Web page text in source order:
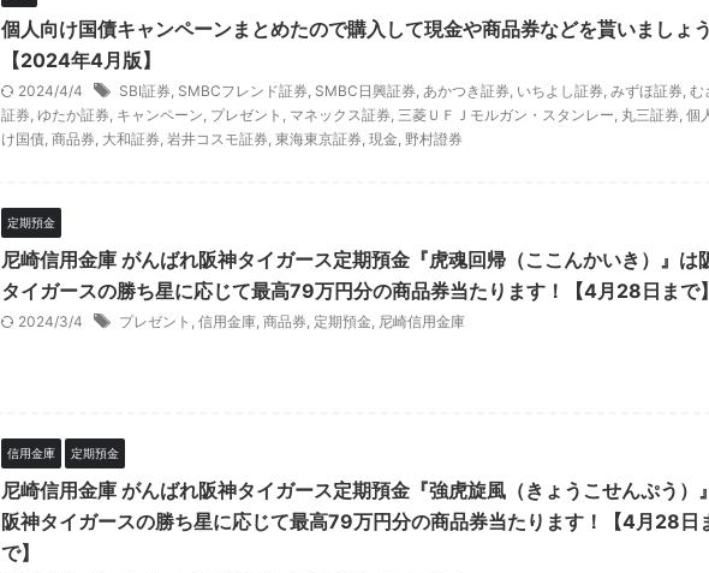
個人向け国債キャンペーンまとめたので購入して現金や商品券などを貰いましょう
【2024年4月版】
2024/4/4 SBI証券, SMBCフレンド証券, SMBC日興証券, あかつき証券, いちよし証券, みずほ証券, む
証券, ゆたか証券, キャンペーン, プレゼント , マネックス証券, 三菱ＵＦＪモルガン・スタンレー, 丸三証券, 個
け国債, 商品券, 大和証券, 岩井コスモ証券, 東海東京証券, 現金, 野村證券
定期預金
尼崎信用金庫 がんばれ阪神タイガース定期預金『虎魂回帰（ここんかいき）』は
タイガースの勝ち星に応じて最高79万円分の商品券当たります！【4月28日まで】
2024/3/4 プレゼント , 信用金庫, 商品券, 定期預金, 尼崎信用金庫
信用金庫 定期預金
尼崎信用金庫 がんばれ阪神タイガース定期預金『強虎旋風（きょうこせんぷう）
阪神タイガースの勝ち星に応じて最高79万円分の商品券当たります！【4月28日
で】